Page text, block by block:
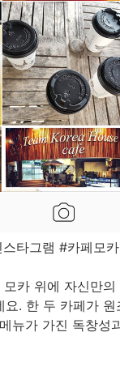
타그램 #카페모
카 위에 자신만
. 한 두 카페가
뉴가 가진 독창성